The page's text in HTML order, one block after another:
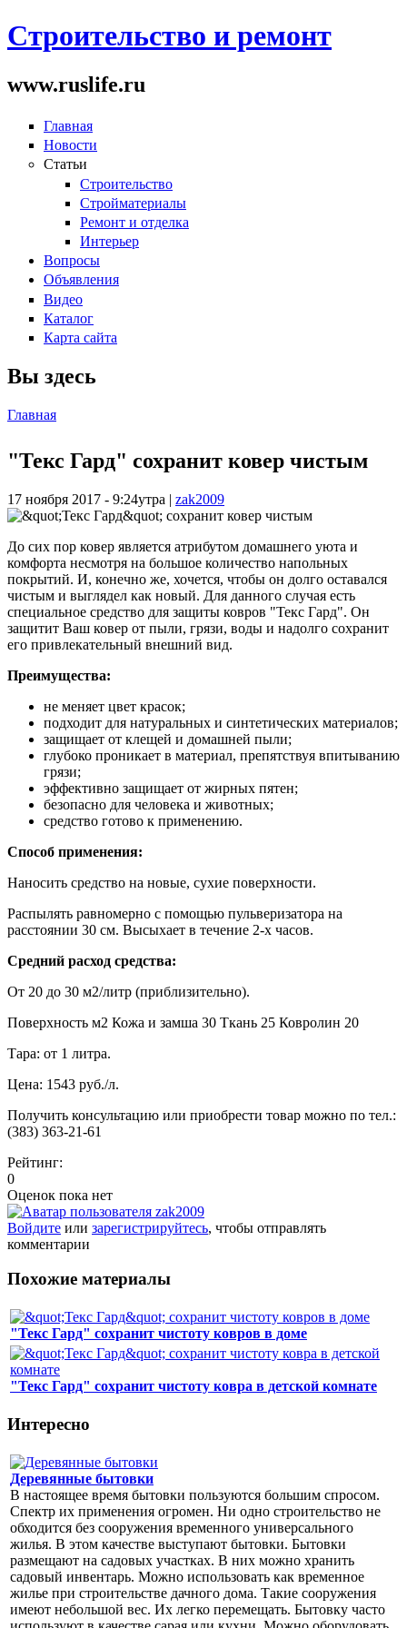
Строительство и ремонт
www.ruslife.ru
Главная
Новости
Статьи
Строительство
Стройматериалы
Ремонт и отделка
Интерьер
Вопросы
Объявления
Видео
Каталог
Карта сайта
Вы здесь
Главная
"Текс Гард" сохранит ковер чистым
17 ноября 2017 - 9:24утра | zak2009
До сих пор ковер является атрибутом домашнего уюта и
комфорта несмотря на большое количество напольных
покрытий. И, конечно же, хочется, чтобы он долго оставался
чистым и выглядел как новый. Для данного случая есть
специальное средство для защиты ковров "Текс Гард". Он
защитит Ваш ковер от пыли, грязи, воды и надолго сохранит
его привлекательный внешний вид.
Преимущества:
не меняет цвет красок;
подходит для натуральных и синтетических материалов;
защищает от клещей и домашней пыли;
глубоко проникает в материал, препятствуя впитыванию
грязи;
эффективно защищает от жирных пятен;
безопасно для человека и животных;
средство готово к применению.
Способ применения:
Наносить средство на новые, сухие поверхности.
Распылять равномерно с помощью пульверизатора на
расстоянии 30 см. Высыхает в течение 2-х часов.
Средний расход средства:
От 20 до 30 м2/литр (приблизительно).
Поверхность м2 Кожа и замша 30 Ткань 25 Ковролин 20
Тара: от 1 литра.
Цена: 1543 руб./л.
Получить консультацию или приобрести товар можно по тел.:
(383) 363-21-61
Рейтинг:
0
Оценок пока нет
Войдите или зарегистрируйтесь, чтобы отправлять
комментарии
Похожие материалы
"Текс Гард" сохранит чистоту ковров в доме
"Текс Гард" сохранит чистоту ковра в детской комнате
Интересно
Деревянные бытовки
В настоящее время бытовки пользуются большим спросом.
Спектр их применения огромен. Ни одно строительство не
обходится без сооружения временного универсального
жилья. В этом качестве выступают бытовки. Бытовки
размещают на садовых участках. В них можно хранить
садовый инвентарь. Можно использовать как временное
жилье при строительстве дачного дома. Такие сооружения
имеют небольшой вес. Их легко перемещать. Бытовку часто